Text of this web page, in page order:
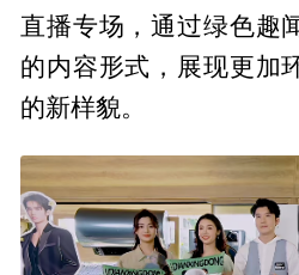
直播专场，通过绿色趣
的内容形式，展现更加
的新样貌。